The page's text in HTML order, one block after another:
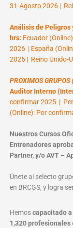
31-Agosto 2026 |
Análisis de Peligros
hrs: Ecuador
2026 | España
2026 | Reino Unido-
PROXIMOS
Auditor Interno
confirmar 2025 |
(Online): Por
Nuestros Cursos
Entrenadores
Partner, y/o AVT –
Únete al selecto
en BRCGS, y logra
Hemoscapacitado a
1,320 profesionales